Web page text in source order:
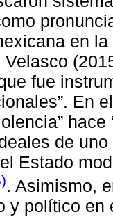
en
Velasco
fue
En
de
Estado
. Asimismo,
y político en